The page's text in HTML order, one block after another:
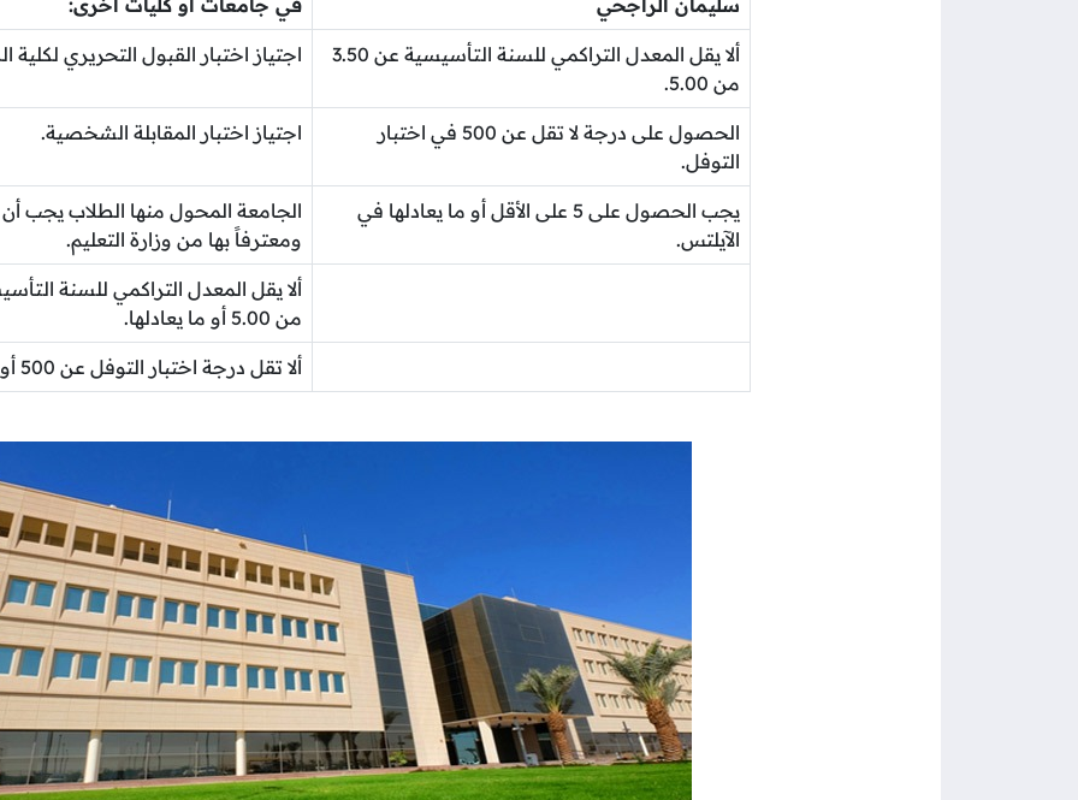
ألا يقل المعدل التراكمي للسنة التأسيسية عن 3.50
من 5.00.
اجتياز اختبار القبول التحريري لكلية
الحصول على درجة لا تقل عن 500 في اختبار
التوفل.
اجتياز اختبار المقابلة الشخصية.
يجب الحصول على 5 على الأقل أو ما يعادلها في
الآيلتس.
الجامعة المحول منها الطلاب يجب
ومعترفاً بها من وزارة التعليم.
من 5.00 أو ما يعادلها.
ألا تقل درجة اختبار التوفل عن 500 أو 5 في الآيلتس.